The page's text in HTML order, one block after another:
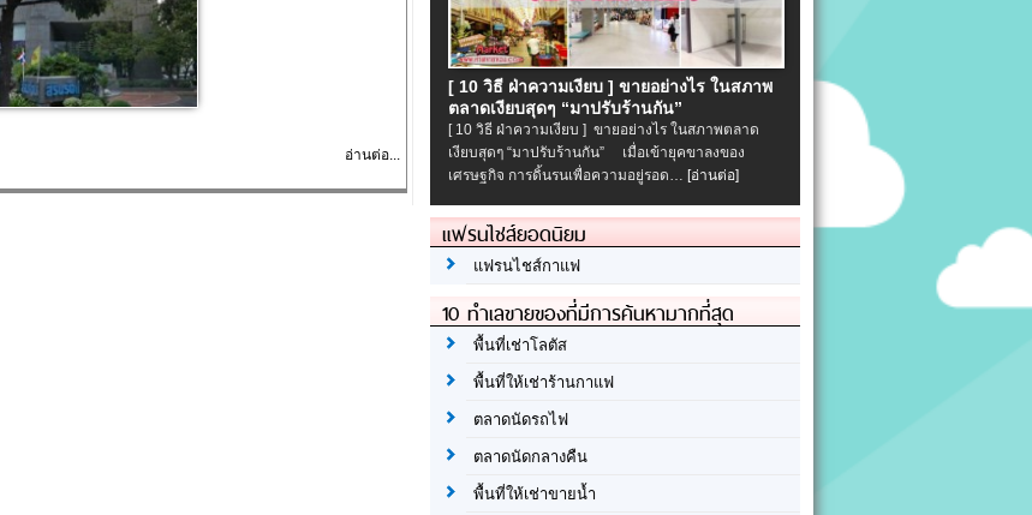
อ่านต่อ...
[ 10 วิธี ฝ่าความเงียบ ] ขายอย่างไร ในสภาพ
ตลาดเงียบสุดๆ “มาปรับร้านกัน”
[ 10 วิธี ฝ่าความเงียบ ] ขายอย่างไร ในสภาพตลาด
เงียบสุดๆ “มาปรับร้านกัน” เมื่อเข้ายุคขาลงของ
เศรษฐกิจ การดิ้นรนเพื่อความอยู่รอด… [อ่านต่อ]
แฟรนไชส์ยอดนิยม
แฟรนไชส์กาแฟ
10 ทำเลขายของที่มีการค้นหามากที่สุด
พื้นที่เช่าโลตัส
พื้นที่ให้เช่าร้านกาแฟ
ตลาดนัดรถไฟ
ตลาดนัดกลางคืน
พื้นที่ให้เช่าขายน้ำ